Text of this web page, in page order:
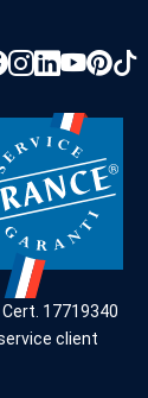
Cert. 17719340
client